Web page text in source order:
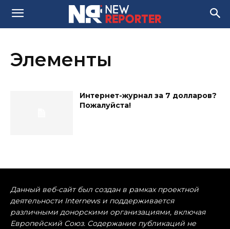
Элементы
Интернет-журнал за 7 долларов?
Пожалуйста!
Данный веб-сайт был создан в рамках проектной
деятельности Internews и поддерживается
различными донорскими организациями, включая
Европейский Союз. Содержание публикаций не